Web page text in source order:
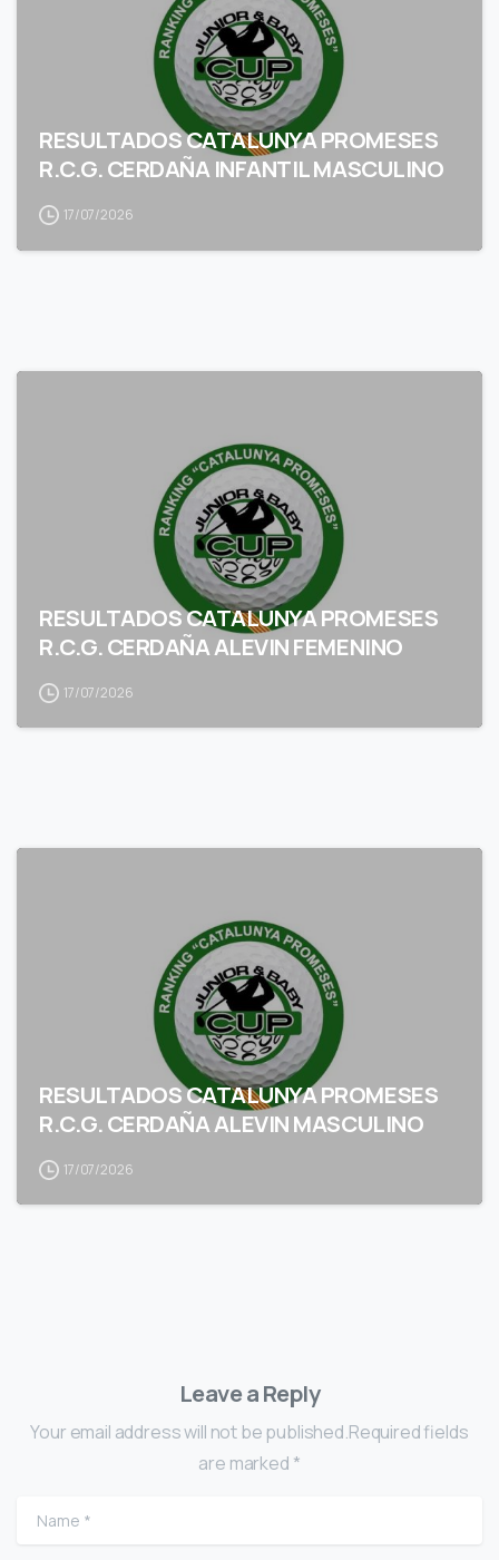
RESULTADOS CATALUNYA PROMESES
R.C.G. CERDAÑA INFANTIL MASCULINO
17/07/2026
RESULTADOS CATALUNYA PROMESES
R.C.G. CERDAÑA ALEVIN FEMENINO
17/07/2026
RESULTADOS CATALUNYA PROMESES
R.C.G. CERDAÑA ALEVIN MASCULINO
17/07/2026
Leave a Reply
Your email address will not be published.Required fields
are marked *
Name